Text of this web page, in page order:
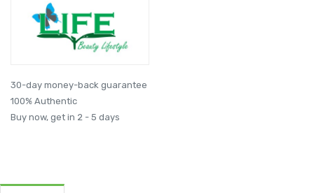
30-day money-back guarantee
100% Authentic
Buy now, get in 2 - 5 days